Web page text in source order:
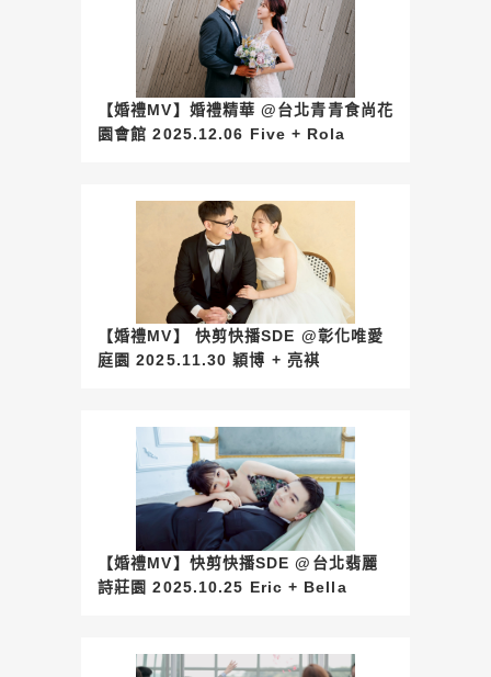
【婚禮MV】婚禮精華 @台北青青食尚花
園會館 2025.12.06 Five + Rola
【婚禮MV】 快剪快播SDE @彰化唯愛
庭園 2025.11.30 穎博 + 亮褀
【婚禮MV】快剪快播SDE @台北翡麗
詩莊園 2025.10.25 Eric + Bella